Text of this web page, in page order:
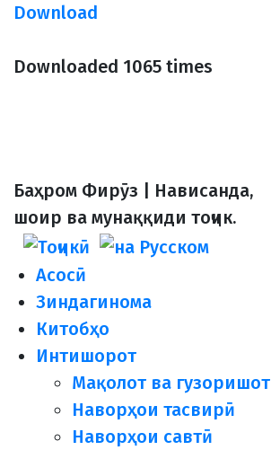
Download
Downloaded 1065 times
Баҳром Фирӯз | Нависанда,
шоир ва мунаққиди тоҷик.
Асосӣ
Зиндагинома
Китобҳо
Интишорот
Мақолот ва гузоришот
Наворҳои тасвирӣ
Наворҳои савтӣ